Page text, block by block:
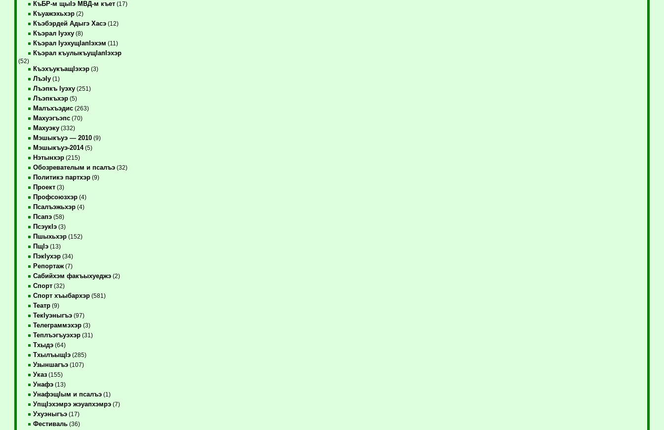
КъБР-м щыIэ МВД-м къет(17)
Къуажэхьхэр(2)
Къэбэрдей Адыгэ Хасэ(12)
Къэрал Iуэху(8)
Къэрал IуэхущIапIэхэм (11)
Къэрал къулыкъущIапIэхэр
(52)
КъэхъукъащIэхэр(3)
ЛъэIу(1)
Лъэпкъ Iуэху(251)
Лъэпкъхэр(5)
Малъхъэдис(263)
Махуэгъэпс(70)
Махуэку(332)
Мэшыкъуэ — 2010(9)
Мэшыкъуэ-2014(5)
Нэтынхэр(215)
Обозревателым и псалъэ(32)
Политикэ партхэр(9)
Проект(3)
Профсоюзхэр(4)
Псалъэжьхэр(4)
Псапэ(58)
ПсэукIэ(3)
Пшыхьхэр(152)
ПщIэ(13)
ПэкIухэр(34)
Репортаж(7)
Сабийхэм факъыхуеджэ(2)
Спорт(32)
Спорт хъыбархэр(581)
Театр(9)
ТекIуэныгъэ(97)
Телеграммэхэр(3)
Теплъэгъуэхэр(31)
Тхыдэ(64)
ТхылъыщIэ(285)
Узыншагъэ(107)
Указ(155)
Унафэ(13)
УнафэщIым и псалъэ(1)
УпщIэхэмрэ жэуапхэмрэ(7)
Ухуэныгъэ(17)
Фестиваль(36)